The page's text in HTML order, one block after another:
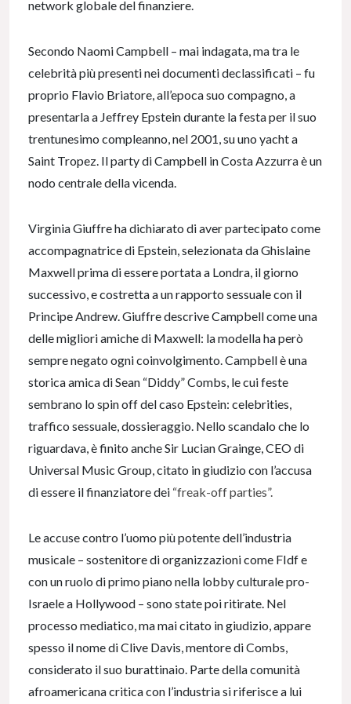
network globale del finanziere.
Secondo Naomi Campbell – mai indagata, ma tra le
celebrità più presenti nei documenti declassificati – fu
proprio Flavio Briatore, all’epoca suo compagno, a
presentarla a Jeffrey Epstein durante la festa per il suo
trentunesimo compleanno, nel 2001, su uno yacht a
Saint Tropez. Il party di Campbell in Costa Azzurra è un
nodo centrale della vicenda.
Virginia Giuffre ha dichiarato di aver partecipato come
accompagnatrice di Epstein, selezionata da Ghislaine
Maxwell prima di essere portata a Londra, il giorno
successivo, e costretta a un rapporto sessuale con il
Principe Andrew. Giuffre descrive Campbell come una
delle migliori amiche di Maxwell: la modella ha però
sempre negato ogni coinvolgimento. Campbell è una
storica amica di Sean “Diddy” Combs, le cui feste
sembrano lo spin off del caso Epstein: celebrities,
traffico sessuale, dossieraggio. Nello scandalo che lo
riguardava, è finito anche Sir Lucian Grainge, CEO di
Universal Music Group, citato in giudizio con l’accusa
di essere il finanziatore dei “freak-off parties”.
Le accuse contro l’uomo più potente dell’industria
musicale – sostenitore di organizzazioni come FIdf e
con un ruolo di primo piano nella lobby culturale pro-
Israele a Hollywood – sono state poi ritirate. Nel
processo mediatico, ma mai citato in giudizio, appare
spesso il nome di Clive Davis, mentore di Combs,
considerato il suo burattinaio. Parte della comunità
afroamericana critica con l’industria si riferisce a lui